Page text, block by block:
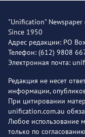
"Unification"
Since 1950
Адрес редакции: PO
Телефон: (612) 9808
Электронная почта:
Редакция не несет
информации,
При цитировании
unification.com.au
Любое использование
только по